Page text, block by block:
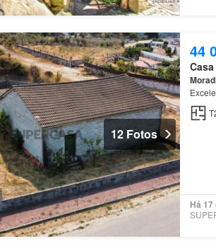
12 Fotos
44
Casa
Há 17